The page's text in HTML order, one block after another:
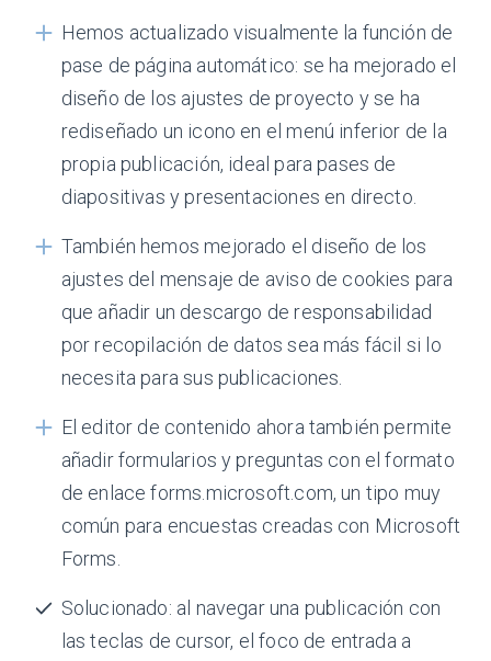
Hemos actualizado visualmente la función de
pase de página automático: se ha mejorado el
diseño de los ajustes de proyecto y se ha
rediseñado un icono en el menú inferior de la
propia publicación, ideal para pases de
diapositivas y presentaciones en directo.
También hemos mejorado el diseño de los
ajustes del mensaje de aviso de cookies para
que añadir un descargo de responsabilidad
por recopilación de datos sea más fácil si lo
necesita para sus publicaciones.
El editor de contenido ahora también permite
añadir formularios y preguntas con el formato
de enlace forms.microsoft.com, un tipo muy
común para encuestas creadas con Microsoft
Forms.
Solucionado: al navegar una publicación con
las teclas de cursor, el foco de entrada a